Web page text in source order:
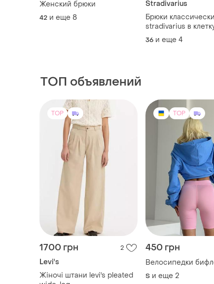
Женский брюки
42 и еще 8
Stradivarius
Брюки
stradivarius в
36 и еще 4
ТОП объявлений
TOP
1700 грн 2
Levi's
Жіночі штани levi's pleated
TOP
450 грн
Велосипедки
S и еще 2